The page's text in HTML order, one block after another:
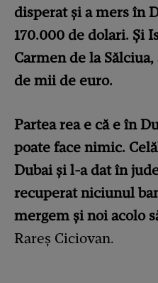
disperat și a mers în
170.000 de dolari. Și
Carmen de la
de mii de euro.
Partea rea e că e în
poate face nimic.
Dubai și l-a dat în
recuperat niciunul
mergem și noi acolo
Rareș Ciciovan.